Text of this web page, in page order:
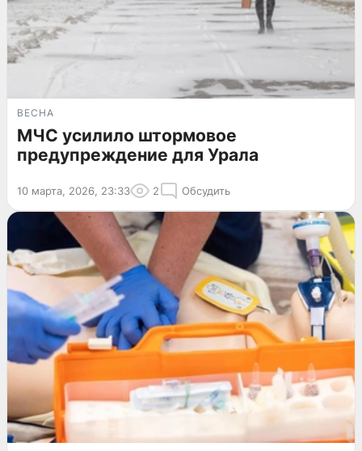
ВЕСНА
МЧС усилило штормовое
предупреждение для Урала
10 марта, 2026, 23:33 2 Обсудить